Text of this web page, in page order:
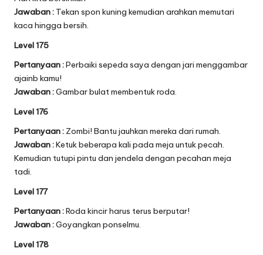
Jawaban : Tekan spon kuning kemudian arahkan memutari
kaca hingga bersih.
Level 175
Pertanyaan :Perbaiki sepeda saya dengan jari menggambar
ajainb kamu!
Jawaban :Gambar bulat membentuk roda.
Level 176
Pertanyaan : Zombi! Bantu jauhkan mereka dari rumah.
Jawaban :Ketuk beberapa kali pada meja untuk pecah.
Kemudian tutupi pintu dan jendela dengan pecahan meja
tadi.
Level 177
Pertanyaan :Roda kincir harus terus berputar!
Jawaban :Goyangkan ponselmu.
Level 178